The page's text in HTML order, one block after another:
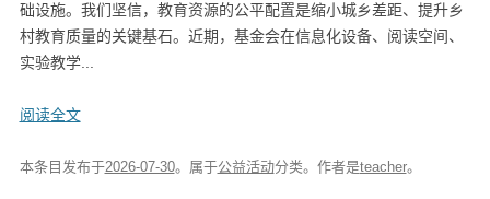
础设施。我们坚信，教育资源的公平配置是缩小城乡差距、提升乡
村教育质量的关键基石。近期，基金会在信息化设备、阅读空间、
实验教学...
阅读全文
本条目发布于2026-07-30。属于公益活动分类。 作者是teacher。